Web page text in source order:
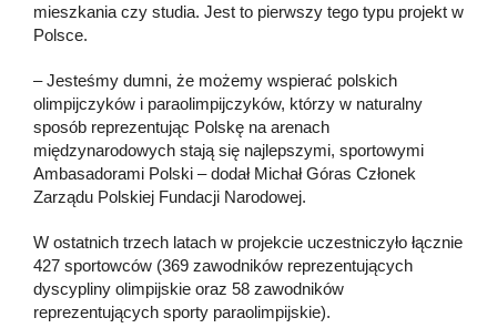
mieszkania czy studia. Jest to pierwszy tego typu projekt w
Polsce.
– Jesteśmy dumni, że możemy wspierać polskich
olimpijczyków i paraolimpijczyków, którzy w naturalny
sposób reprezentując Polskę na arenach
międzynarodowych stają się najlepszymi, sportowymi
Ambasadorami Polski – dodał Michał Góras Członek
Zarządu Polskiej Fundacji Narodowej.
W ostatnich trzech latach w projekcie uczestniczyło łącznie
427 sportowców (369 zawodników reprezentujących
dyscypliny olimpijskie oraz 58 zawodników
reprezentujących sporty paraolimpijskie).